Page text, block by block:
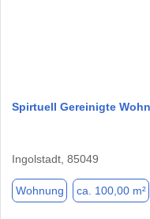
Spirtuell Gereinigte
Ingolstadt, 85049
Wohnung ca. 100,00 m²